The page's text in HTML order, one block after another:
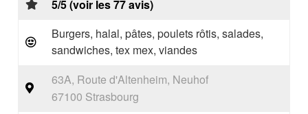
5/5 (voir les 77 avis)
Burgers, halal, pâtes, poulets rôtis, salades,
sandwiches, tex mex, viandes
63A, Route d'Altenheim, Neuhof
67100 Strasbourg